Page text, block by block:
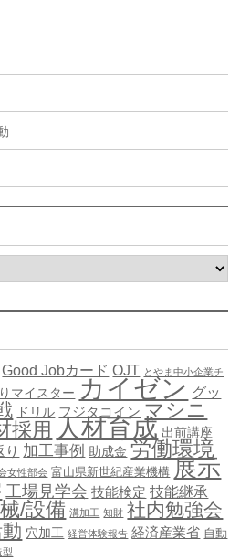
Good Jobカード OJT とやま中小企業チ
マイスター カイゼン グッ
ドリル フジタコイン マシニ
採用 人材育成 出前講座
加工事例 助成金 労働環境
女性部会 富山県新世紀産業機構 展示
工場見学会 技能検定 技能継承
/設備 溝加工 知財 社内勉強会
穴加工 経営体験報告 経済産業省 自動
型